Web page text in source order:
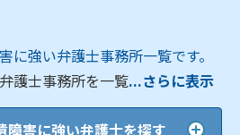
に強い弁護士事務所一覧です。
護士事務所を一覧...さらに表示
障害に強い弁護士を探す